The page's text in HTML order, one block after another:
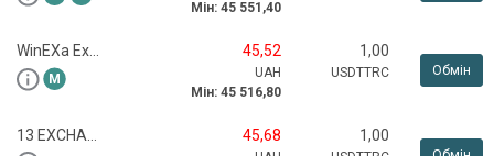
Мін: 45 551,40
45,52
UAH
Мін: 45 516,80
1,00
USDTTRC Обмін
45,68 1,00